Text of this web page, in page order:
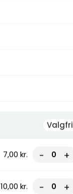
Valgfri
7,00 kr. - +
10,00 kr. - +